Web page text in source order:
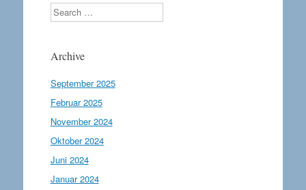
Search
Archive
September 2025
Februar 2025
November 2024
Oktober 2024
Juni 2024
Januar 2024